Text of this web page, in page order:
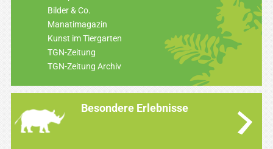
Bilder & Co.
Manatimagazin
Kunst im Tiergarten
TGN-Zeitung
TGN-Zeitung Archiv
Besondere Erlebnisse